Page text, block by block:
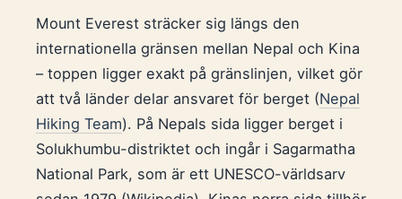
Mount Everest sträcker sig längs den
internationella gränsen mellan Nepal och Kina
– toppen ligger exakt på gränslinjen, vilket gör
att två länder delar ansvaret för berget (Nepal
Hiking Team). På Nepals sida ligger berget i
Solukhumbu-distriktet och ingår i Sagarmatha
National Park, som är ett UNESCO-världsarv